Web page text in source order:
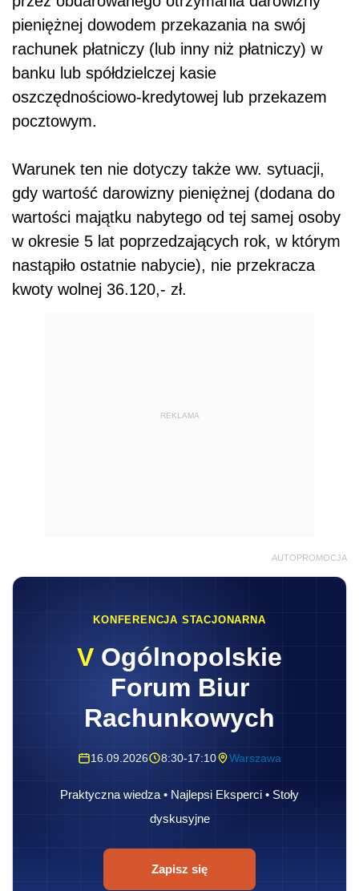
pieniężnej dowodem przekazania na swój
rachunek płatniczy (lub inny niż płatniczy) w
banku lub spółdzielczej kasie
oszczędnościowo-kredytowej lub przekazem
pocztowym.
Warunek ten nie dotyczy także ww. sytuacji,
gdy wartość darowizny pieniężnej (dodana do
wartości majątku nabytego od tej samej osoby
w okresie 5 lat poprzedzających rok, w którym
nastąpiło ostatnie nabycie), nie przekracza
kwoty wolnej 36.120,- zł.
REKLAMA
AUTOPROMOCJA
KONFERENCJA STACJONARNA
V Ogólnopolskie
Forum Biur
Rachunkowych
16.09.2026 8:30-17:10 Warszawa
Praktyczna wiedza • Najlepsi Eksperci • Stoły
dyskusyjne
Zapisz się